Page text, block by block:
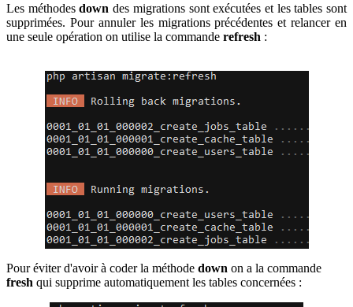
Les méthodesdown des migrations sont exécutées et les tables sont
supprimées. Pour annuler les migrations précédentes et relancer en
une seule opération on utilise la commande refresh :
Pour éviter d'avoir à coder la méthode down on a la commande
fresh qui supprime automatiquement les tables concernées :